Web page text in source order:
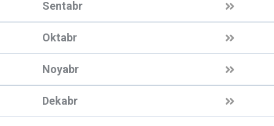
Sentabr
Oktabr
Noyabr
Dekabr